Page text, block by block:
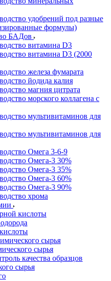
удобрений под разные
формулы)
БАДов
витамина D3
витамина D3 (2000
железа фумарата
йодида калия
магния цитрата
морского коллагена с
мультивитаминов для
мультивитаминов для
Омега 3-6-9
Омега-3 30%
Омега-3 35%
Омега-3 60%
Омега-3 90%
хрома
кислоты
сырья
сырья
качества образцов
сырья